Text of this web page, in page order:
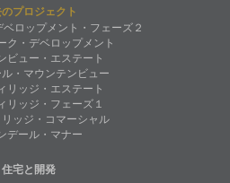
プロジェクト
ロップメント・フェーズ２
ク・デベロップメント
ビュー・エステート
・マウンテンビュー
リッジ・エステート
リッジ・フェーズ１
ッジ・コマーシャル
デール・マナー
住宅と開発